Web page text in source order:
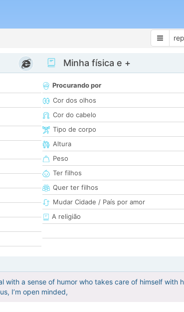
Minha física e +
Procurando por
Cor dos olhos
Cor do cabelo
Tipo de corpo
Altura
Peso
Ter filhos
Quer ter filhos
Mudar Cidade / País por amor
A religião
a sense of humor who takes care of himself with
I’m open minded,